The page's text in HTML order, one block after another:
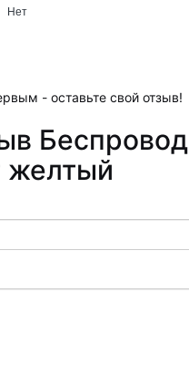
Нет
- оставьте свой отзыв!
желтый